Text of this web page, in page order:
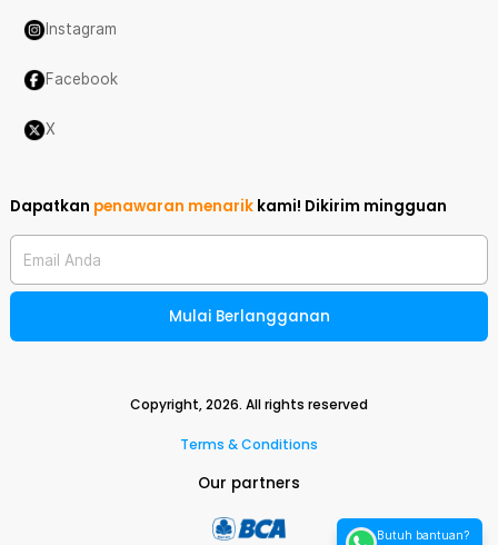
Instagram
Facebook
X
Dapatkan penawaran menarik kami! Dikirim mingguan
Email Anda
Mulai Berlangganan
Copyright,2026. All rights reserved
Terms & Conditions
Our partners
Butuh bantuan?